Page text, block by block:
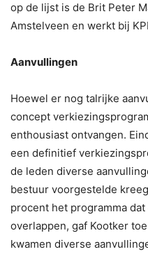
op de lijst is de Brit Peter
Amstelveen en werkt bij
Aanvullingen
Hoewel er nog talrijke
concept
enthousiast ontvangen.
een definitief
de leden diverse
bestuur voorgestelde
procent het programma
overlappen, gaf Kootker
kwamen diverse